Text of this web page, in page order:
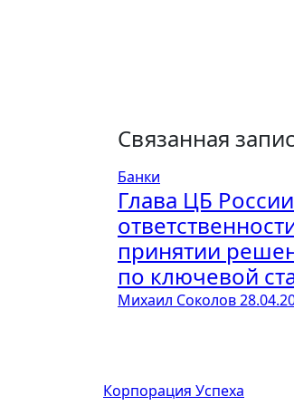
Связанная
Банки
Глава ЦБ
принятии
по ключевой
Михаил Соколов
Корпорация Успеха